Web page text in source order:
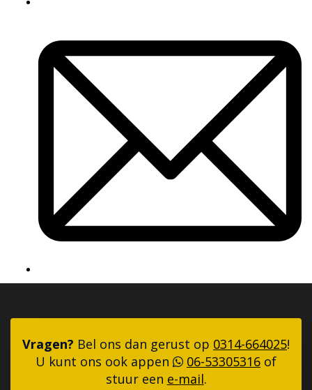
Vragen? Bel ons dan gerust op 0314-664025!
U kunt ons ook appen
06-53305316 of
stuur een e-mail.